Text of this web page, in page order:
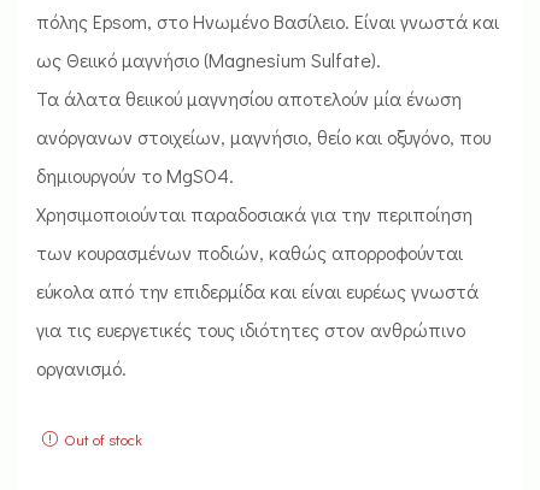
πόλης Epsom, στο Ηνωμένο Βασίλειο. Είναι γνωστά και
ως Θειικό μαγνήσιο (Magnesium Sulfate).
Τα άλατα θειικού μαγνησίου αποτελούν μία ένωση
ανόργανων στοιχείων, μαγνήσιο, θείο και οξυγόνο, που
δημιουργούν το MgSO4.
Χρησιμοποιούνται παραδοσιακά για την περιποίηση
των κουρασμένων ποδιών, καθώς απορροφούνται
εύκολα από την επιδερμίδα και είναι ευρέως γνωστά
για τις ευεργετικές τους ιδιότητες στον ανθρώπινο
οργανισμό.
Out of stock